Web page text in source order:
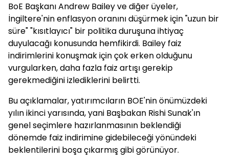
BoE Başkanı Andrew Bailey ve diğer üyeler,
İngiltere'nin enflasyon oranını düşürmek için "uzun bir
süre" "kısıtlayıcı" bir politika duruşuna ihtiyaç
duyulacağı konusunda hemfikirdi. Bailey faiz
indirimlerini konuşmak için çok erken olduğunu
vurgularken, daha fazla faiz artışı gerekip
gerekmediğini izlediklerini belirtti.
Bu açıklamalar, yatırımcıların BOE'nin önümüzdeki
yılın ikinci yarısında, yani Başbakan Rishi Sunak'ın
genel seçimlere hazırlanmasının beklendiği
dönemde faiz indirimine gidebileceği yönündeki
beklentilerini boşa çıkarmış gibi görünüyor.